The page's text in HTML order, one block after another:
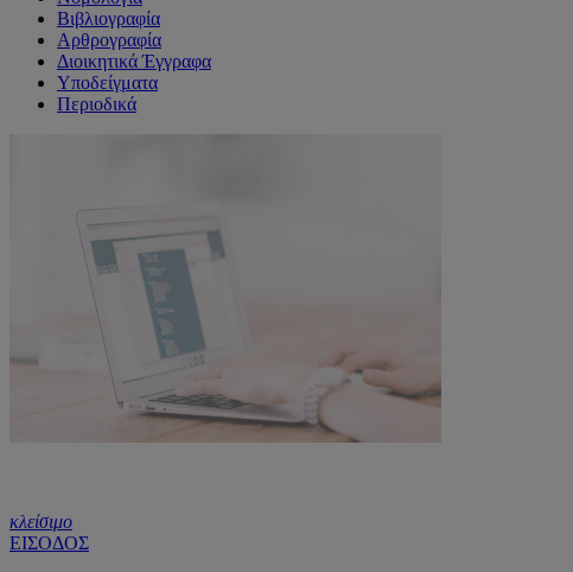
Βιβλιογραφία
Αρθρογραφία
Διοικητικά Έγγραφα
Υποδείγματα
Περιοδικά
κλείσιμο
ΕΙΣΟΔΟΣ